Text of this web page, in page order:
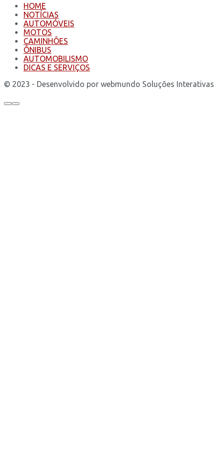
HOME
NOTÍCIAS
AUTOMÓVEIS
MOTOS
CAMINHÕES
ÔNIBUS
AUTOMOBILISMO
DICAS E SERVIÇOS
© 2023 - Desenvolvido por webmundo Soluções Interativas